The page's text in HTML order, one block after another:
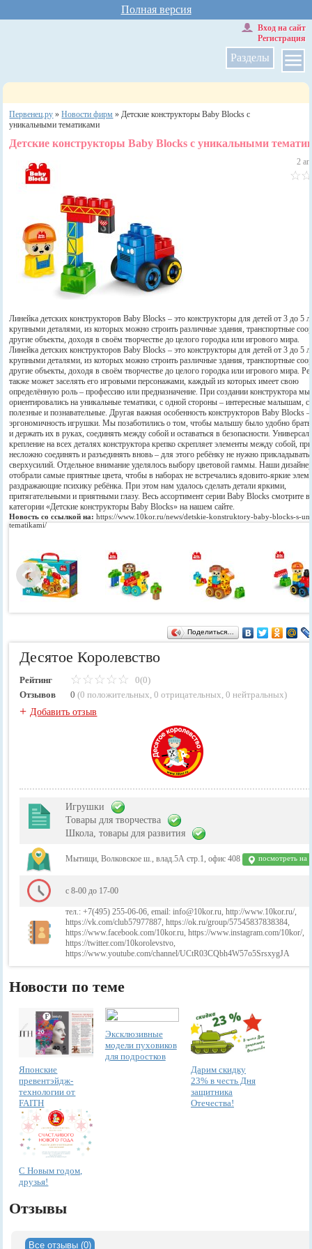
Полная версия
Разделы
Вход на сайт
Регистрация
Первенец.ру »Новости фирм »Детские конструкторы Baby Blocks с
уникальными тематиками
Детские конструкторы Baby Blocks с уникальными
2
Линейка детских конструкторов Baby Blocks – это конструкторы для детей от 3 до 5
крупными деталями, из которых можно строить различные здания, транспортные
другие объекты, доходя в своём творчестве до целого городка или игрового мира.
Линейка детских конструкторов Baby Blocks – это конструкторы для детей от 3 до 5
крупными деталями, из которых можно строить различные здания, транспортные
другие объекты, доходя в своём творчестве до целого городка или игрового мира.
также может заселять его игровыми персонажами, каждый из которых имеет свою
определённую роль – профессию или предназначение. При создании конструктора мы
ориентировались на уникальные тематики, с одной стороны – интересные малышам, с
полезные и познавательные. Другая важная особенность конструкторов Baby Blocks –
эргономичность игрушки. Мы позаботились о том, чтобы малышу было удобно брать
и держать их в руках, соединять между собой и оставаться в безопасности.
крепление на всех деталях конструктора крепко скрепляет элементы между собой,
несложно соединять и разъединять вновь – для этого ребёнку не нужно прикладывать
сверхусилий. Отдельное внимание уделялось выбору цветовой гаммы. Наши
отобрали самые приятные цвета, чтобы в наборах не встречались ядовито-яркие
раздражающие психику ребёнка. При этом нам удалось сделать детали яркими,
притягательными и приятными глазу. Весь ассортимент серии Baby Blocks смотрите в
категории «Детские конструкторы Baby Blocks» на нашем сайте.
Новость со ссылкой на:https://www.10kor.ru/news/detskie-konstruktory-baby-blocks-s-
tematikami/
Поделиться…
Десятое Королевство
Рейтинг
0(0)
Отзывов
0 (0 положительных,0 отрицательных,0 нейтральных)
+Добавить отзыв
Игрушки
Товары для творчества
Школа, товары для развития
Мытищи, Волковское ш., влад.5А стр.1, офис 408 посмотреть на
с 8-00 до 17-00
тел.: +7(495) 255-06-06, email: info@10kor.ru, http://www.10kor.ru/,
https://vk.com/club57977887, https://ok.ru/group/57545837838384,
https://www.facebook.com/10kor.ru, https://www.instagram.com/10kor/,
https://twitter.com/10korolevstvo,
https://www.youtube.com/channel/UCtR03CQbh4W57o5SrsxygJA
Новости по теме
Японские
превентэйдж-
технологии от
FAITH
Эксклюзивные
модели пуховиков
для подростков
Дарим скидку
23% в честь Дня
защитника
Отечества!
С Новым годом,
друзья!
Отзывы
Все отзывы (0)